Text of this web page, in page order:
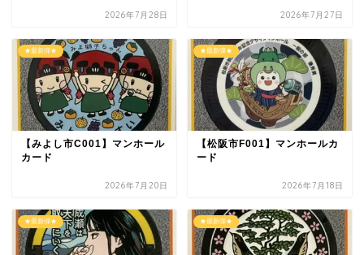
2026年7月28日 2026年7月27日
★最新弾★
【みよし市C001】マンホール
カード
2026年7月20日
★最新弾★
【松阪市F001】マンホールカ
ード
2026年7月18日
★最新弾★ ★最新弾★